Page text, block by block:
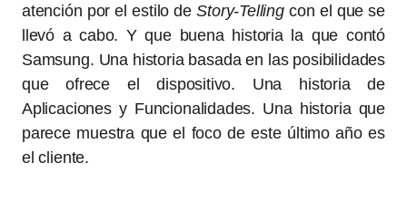
atención por el estilo deStory-Tellingcon el que se
llevó a cabo. Y que buena historia la que contó
Samsung. Una historia basada en las posibilidades
que ofrece el dispositivo. Una historia de
Aplicaciones y Funcionalidades. Una historia que
parece muestra que el foco de este último año es
el cliente.